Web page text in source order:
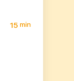
15 min